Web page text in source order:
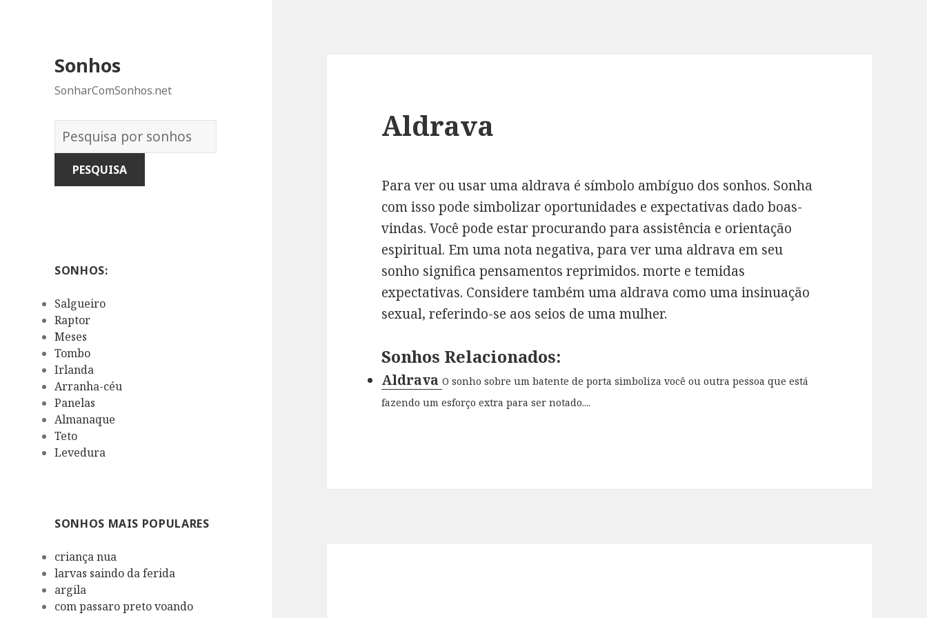
Sonhos
SonharComSonhos.net
Dicionário
dos
Sonhos:
SONHOS:
Salgueiro
Raptor
Meses
Tombo
Irlanda
Arranha-céu
Panelas
Almanaque
Teto
Levedura
SONHOS MAIS POPULARES
criança nua
larvas saindo da ferida
argila
com passaro preto voando
Aldrava
Para ver ou usar uma aldrava é símbolo ambíguo dos sonhos. Sonha
com isso pode simbolizar oportunidades e expectativas dado boas-
vindas. Você pode estar procurando para assistência e orientação
espiritual. Em uma nota negativa, para ver uma aldrava em seu
sonho significa pensamentos reprimidos. morte e temidas
expectativas. Considere também uma aldrava como uma insinuação
sexual, referindo-se aos seios de uma mulher.
Sonhos Relacionados:
AldravaO sonho sobre um batente de porta simboliza você ou outra pessoa que está
fazendo um esforço extra para ser notado....